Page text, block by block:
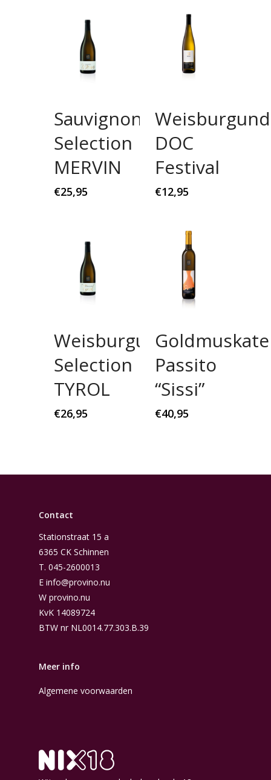
Sauvignon
Selection
MERVIN
€25,95
DOC
Festival
€12,95
Weisburgunder
Selection
TYROL
€26,95
Passito
“Sissi”
€40,95
Contact
Stationstraat 15 a
6365 CK Schinnen
T. 045-2600013
E info@provino.nu
W provino.nu
KvK 14089724
BTW nr NL0014.77.303.B.39
Meer info
Algemene voorwaarden